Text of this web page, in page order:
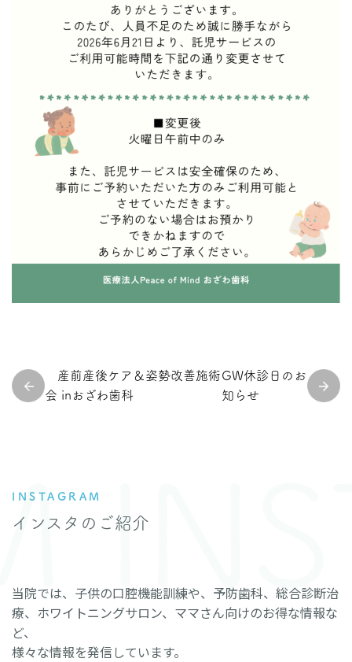
産前産後ケア＆姿勢改善施術
会 inおざわ歯科
GW休診日のお
知らせ
INSTAGRAM
インスタのご紹介
当院では、子供の口腔機能訓練や、予防歯科、総合診断治
療、ホワイトニングサロン、ママさん向けのお得な情報な
ど、
様々な情報を発信しています。